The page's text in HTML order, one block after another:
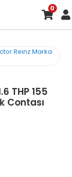
0
THP 155
Contası